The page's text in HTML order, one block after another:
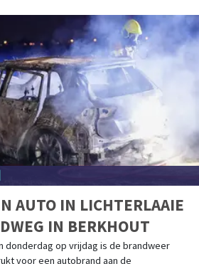
AUTO IN LICHTERLAAIE
IN BERKHOUT
donderdag op vrijdag is de brandweer
voor een autobrand aan de